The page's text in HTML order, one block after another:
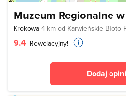
Muzeum Regionalne
Krokowa 4 km od Karwieńskie Błoto
9.4 Rewelacyjny!
Dodaj